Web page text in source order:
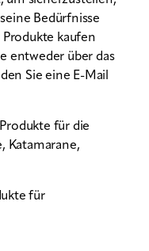
Bedürfnisse
Produkte kaufen
entweder über das
Sie eine E-Mail
für die
Katamarane,
für